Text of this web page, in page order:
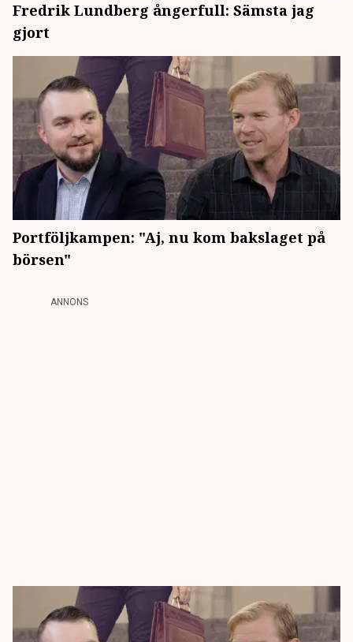
Fredrik Lundberg ångerfull: Sämsta jag
gjort
Portföljkampen: "Aj, nu kom bakslaget på
börsen"
ANNONS